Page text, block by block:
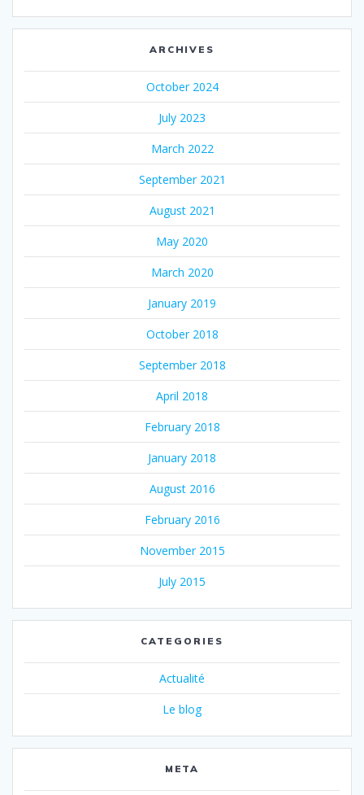
ARCHIVES
October 2024
July 2023
March 2022
September 2021
August 2021
May 2020
March 2020
January 2019
October 2018
September 2018
April 2018
February 2018
January 2018
August 2016
February 2016
November 2015
July 2015
CATEGORIES
Actualité
Le blog
META